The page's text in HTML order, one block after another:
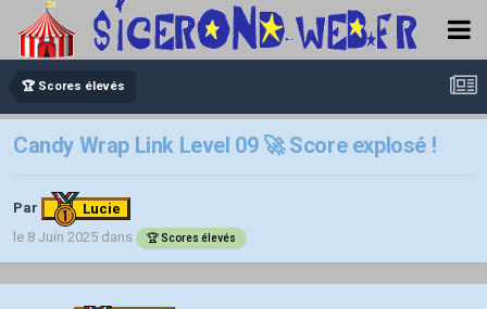
🏆 Scores élevés
Candy Wrap Link Level 09 🚀 Score explosé !
Par
Lucie
le 8 Juin 2025 dans 🏆 Scores élevés